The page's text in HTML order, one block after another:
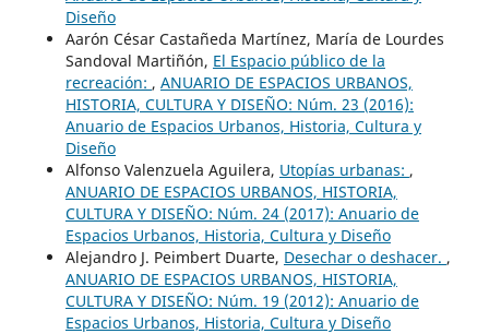
Diseño
Aarón César Castañeda Martínez, María de Lourdes
Sandoval Martiñón, El Espacio público de la
recreación: , ANUARIO DE ESPACIOS URBANOS,
HISTORIA, CULTURA Y DISEÑO: Núm. 23 (2016):
Anuario de Espacios Urbanos, Historia, Cultura y
Diseño
Alfonso Valenzuela Aguilera, Utopías urbanas: ,
ANUARIO DE ESPACIOS URBANOS, HISTORIA,
CULTURA Y DISEÑO: Núm. 24 (2017): Anuario de
Espacios Urbanos, Historia, Cultura y Diseño
Alejandro J. Peimbert Duarte, Desechar o deshacer. ,
ANUARIO DE ESPACIOS URBANOS, HISTORIA,
CULTURA Y DISEÑO: Núm. 19 (2012): Anuario de
Espacios Urbanos, Historia, Cultura y Diseño